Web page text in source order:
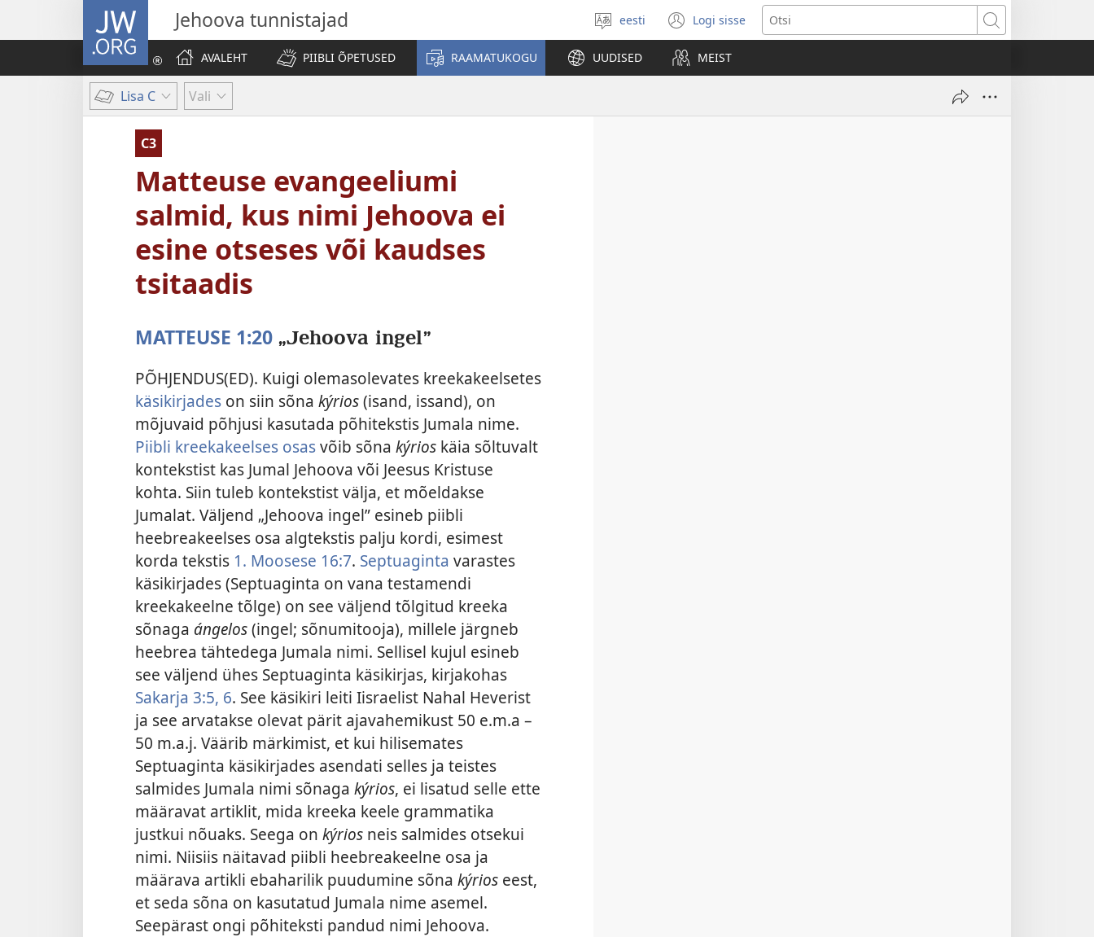
JW.ORG Jehoova tunnistajad
Vali
keel
eesti Logi sisse
(avab
uue
akna)
Otsi
AVALEHT
PIIBLI ÕPETUSED RAAMATUKOGU UUDISED MEIST
Lisa C Vali
C3
Matteuse evangeeliumi
salmid, kus nimi Jehoova ei
esine otseses või kaudses
tsitaadis
MATTEUSE 1:20 „Jehoova ingel”
PÕHJENDUS(ED). Kuigi olemasolevates kreekakeelsetes
käsikirjades on siin sõna kýrios(isand, issand), on
mõjuvaid põhjusi kasutada põhitekstis Jumala nime.
Piibli kreekakeelses osasvõib sõna kýrios käia sõltuvalt
kontekstist kas Jumal Jehoova või Jeesus Kristuse
kohta. Siin tuleb kontekstist välja, et mõeldakse
Jumalat. Väljend „Jehoova ingel” esineb piibli
heebreakeelses osa algtekstis palju kordi, esimest
korda tekstis 1. Moosese 16:7. Septuaginta varastes
käsikirjades (Septuaginta on vana testamendi
kreekakeelne tõlge) on see väljend tõlgitud kreeka
sõnaga ángelos(ingel; sõnumitooja), millele järgneb
heebrea tähtedega Jumala nimi. Sellisel kujul esineb
see väljend ühes Septuaginta käsikirjas, kirjakohas
Sakarja 3:5, 6. See käsikiri leiti Iisraelist Nahal Heverist
ja see arvatakse olevat pärit ajavahemikust 50 e.m.a –
50 m.a.j. Väärib märkimist, et kui hilisemates
Septuaginta käsikirjades asendati selles ja teistes
salmides Jumala nimi sõnaga kýrios, ei lisatud selle ette
määravat artiklit, mida kreeka keele grammatika
justkui nõuaks. Seega on kýrios neis salmides otsekui
nimi. Niisiis näitavad piibli heebreakeelne osa ja
määrava artikli ebaharilik puudumine sõna kýrios eest,
et seda sõna on kasutatud Jumala nime asemel.
Seepärast ongi põhiteksti pandud nimi Jehoova.